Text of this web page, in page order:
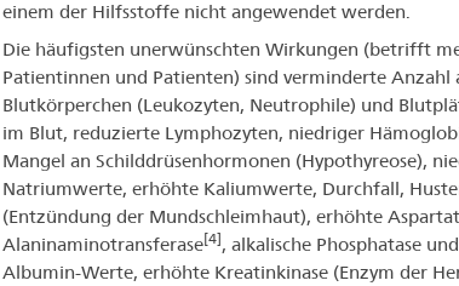
einem der Hilfsstoffe nicht angewendet werden.
Die häufigsten unerwünschten Wirkungen (betrifft
Patientinnen und Patienten) sind verminderte Anzahl
Blutkörperchen (Leukozyten, Neutrophile) und
im Blut, reduzierte Lymphozyten, niedriger
Mangel an Schilddrüsenhormonen (Hypothyreose),
Natriumwerte, erhöhte Kaliumwerte, Durchfall,
(Entzündung der Mundschleimhaut), erhöhte
Alaninaminotransferase[4] , alkalische Phosphatase
Albumin-Werte, erhöhte Kreatinkinase (Enzym der